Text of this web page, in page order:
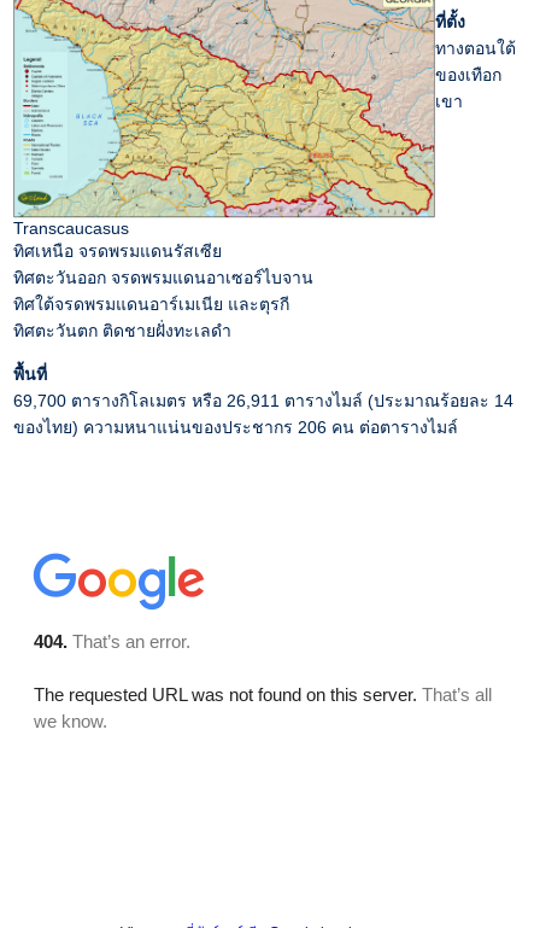
ที่ตั้ง
ทางตอนใต้
ของเทือก
เขา
Transcaucasus
ทิศเหนือ จรดพรมแดนรัสเซีย
ทิศตะวันออก จรดพรมแดนอาเซอร์ไบจาน
ทิศใต้จรดพรมแดนอาร์เมเนีย และตุรกี
ทิศตะวันตก ติดชายฝั่งทะเลดำ
พื้นที่
69,700 ตารางกิโลเมตร หรือ 26,911 ตารางไมล์ (ประมาณร้อยละ 14
ของไทย) ความหนาแน่นของประชากร 206 คน ต่อตารางไมล์